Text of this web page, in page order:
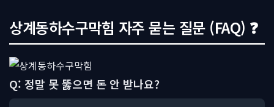
상계동하수구막힘 자주 묻는 질문 (FAQ) ❓
Q: 정말 못 뚫으면 돈 안 받나요?